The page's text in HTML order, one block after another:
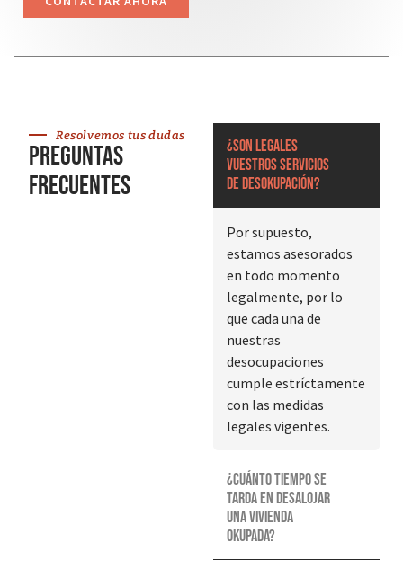
Resolvemos tus dudas
Preguntas
frecuentes
¿Son legales
vuestros servicios
de desokupación?
Por supuesto,
estamos asesorados
en todo momento
legalmente, por lo
que cada una de
nuestras
desocupaciones
cumple estríctamente
con las medidas
legales vigentes.
¿Cuánto tiempo se
tarda en desalojar
una vivienda
okupada?